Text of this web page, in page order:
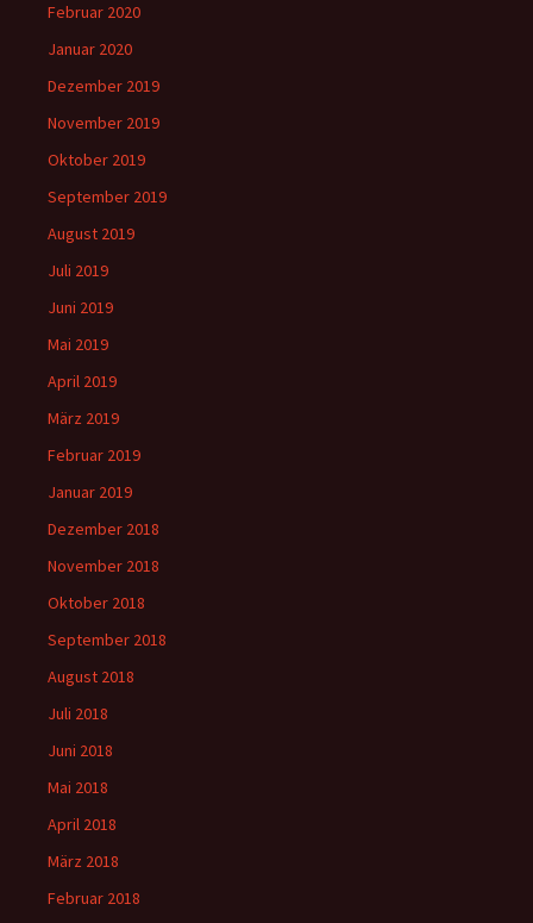
Februar 2020
Januar 2020
Dezember 2019
November 2019
Oktober 2019
September 2019
August 2019
Juli 2019
Juni 2019
Mai 2019
April 2019
März 2019
Februar 2019
Januar 2019
Dezember 2018
November 2018
Oktober 2018
September 2018
August 2018
Juli 2018
Juni 2018
Mai 2018
April 2018
März 2018
Februar 2018